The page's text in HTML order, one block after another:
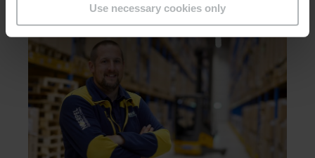
Use necessary cookies only